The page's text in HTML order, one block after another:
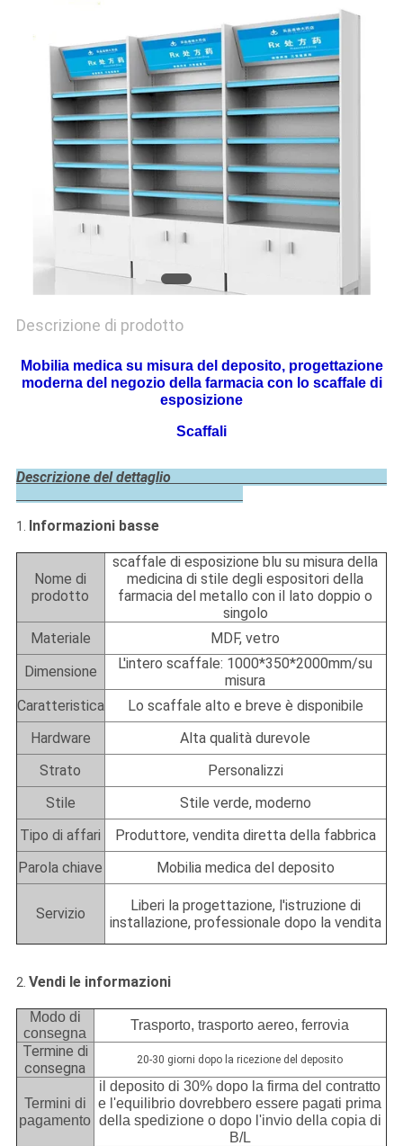
SITO
PRIVACY
POLICY
Descrizione di prodotto
Mobilia medica su misura del deposito, progettazione
moderna del negozio della farmacia con lo scaffale di
esposizione
Scaffali
Descrizione del dettaglio
1. Informazioni basse
Nome di
prodotto
scaffale di esposizione blu su misura della
medicina di stile degli espositori della
farmacia del metallo con il lato doppio o
singolo
Materiale
MDF, vetro
Dimensione
L'intero scaffale: 1000*350*2000mm/su
misura
Caratteristica
Lo scaffale alto e breve è disponibile
Hardware
Alta qualità durevole
Strato
Personalizzi
Stile
Stile verde, moderno
Tipo di affari
Produttore, vendita diretta della fabbrica
Parola chiave
Mobilia medica del deposito
Servizio
Liberi la progettazione, l'istruzione di
installazione, professionale dopo la vendita
2. Vendi le informazioni
Modo di
consegna
Trasporto, trasporto aereo, ferrovia
Termine di
consegna
20-30 giorni dopo la ricezione del deposito
Termini di
pagamento
il deposito di 30% dopo la firma del contratto
e l'equilibrio dovrebbero essere pagati prima
della spedizione o dopo l'invio della copia di
B/L